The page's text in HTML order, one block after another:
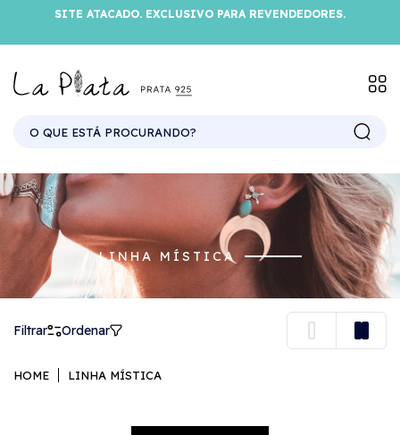
SITE ATACADO. EXCLUSIVO PARA REVENDEDORES.
LINHA MÍSTICA
Filtrar Ordenar
HOME LINHA MÍSTICA